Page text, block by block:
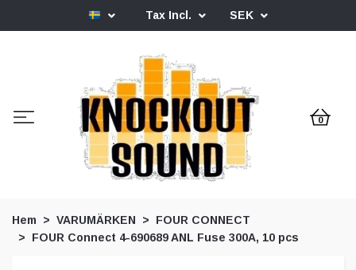
Tax Incl. SEK
0
Hem VARUMÄRKEN
FOUR CONNECT
FOUR Connect 4-690689 ANL Fuse 300A, 10 pcs